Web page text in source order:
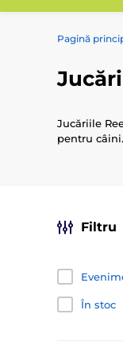
Pagină
Jucăriile
pentru
Filtru
În stoc